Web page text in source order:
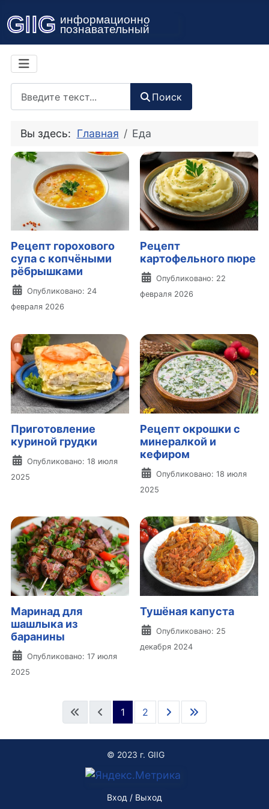
Вы здесь: Главная Еда
Рецепт горохового
супа с копчёными
рёбрышками
Информация о материале
Опубликовано: 24
февраля 2026
Рецепт
картофельного пюре
Информация о
Опубликовано: 22
февраля 2026
Приготовление
куриной грудки
Информация о материале
Опубликовано: 18 июля
2025
Рецепт окрошки с
минералкой и
кефиром
Информация о
Опубликовано: 18 июля
2025
Маринад для
шашлыка из
баранины
Информация о материале
Опубликовано: 17 июля
2025
Тушёная капуста
Информация о
Опубликовано: 25
декабря 2024
1 2
Поиск
© 2023 г. GIIG
Вход / Выход